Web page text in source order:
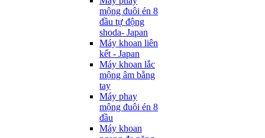
mộng đuôi én 8
đầu tự động
shoda- Japan
Máy khoan liên
kết - Japan
Máy khoan lắc
mộng âm bằng
tay
Máy phay
mộng đuôi én 8
đầu
Máy khoan